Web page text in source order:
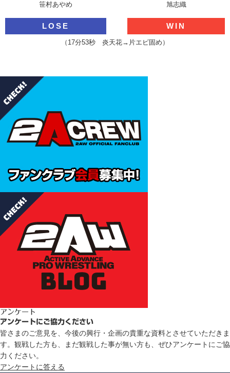
笹村あやめ 旭志織
LOSE WIN
（17分53秒 炎天花→片エビ固め）
アンケート
アンケートにご協力ください
皆さまのご意見を、今後の興行・企画の貴重な資料とさせていただきま
す。観戦した方も、まだ観戦した事が無い方も、ぜひアンケートにご協
力ください。
アンケートに答える